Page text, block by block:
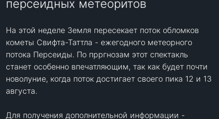
персеидных метеоритов
На этой неделе Земля пересекает поток обломков
кометы Свифта-Таттла - ежегодного метеорного
потока Персеиды. По прргнозам этот спектакль
станет особенно впечатляющим, так как будет почти
новолуние, когда поток достигает своего пика 12 и 13
августа.